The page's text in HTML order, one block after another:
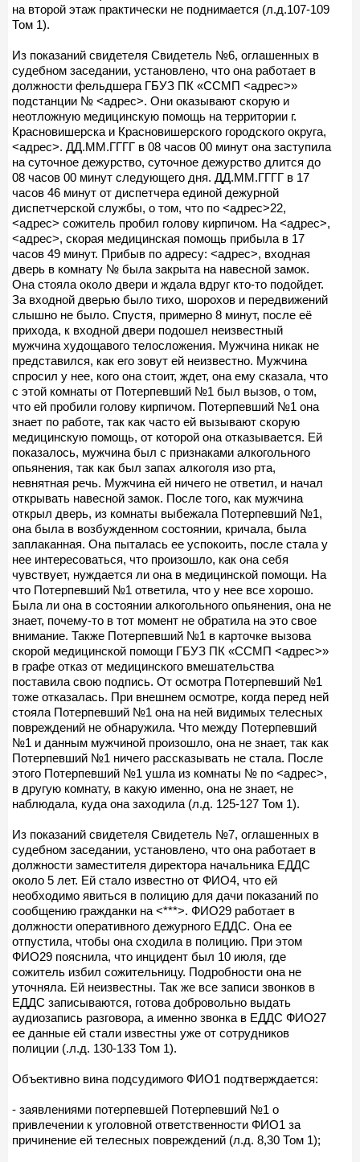
на второй этаж практически не поднимается (л.д.107-109
Том 1).
Из показаний свидетеля Свидетель №6, оглашенных в
судебном заседании, установлено, что она работает в
должности фельдшера ГБУЗ ПК «ССМП <адрес>»
подстанции № <адрес>. Они оказывают скорую и
неотложную медицинскую помощь на территории г.
Красновишерска и Красновишерского городского округа,
<адрес>. ДД.ММ.ГГГГ в 08 часов 00 минут она заступила
на суточное дежурство, суточное дежурство длится до
08 часов 00 минут следующего дня. ДД.ММ.ГГГГ в 17
часов 46 минут от диспетчера единой дежурной
диспетчерской службы, о том, что по <адрес>22,
<адрес> сожитель пробил голову кирпичом. На <адрес>,
<адрес>, скорая медицинская помощь прибыла в 17
часов 49 минут. Прибыв по адресу: <адрес>, входная
дверь в комнату № была закрыта на навесной замок.
Она стояла около двери и ждала вдруг кто-то подойдет.
За входной дверью было тихо, шорохов и передвижений
слышно не было. Спустя, примерно 8 минут, после её
прихода, к входной двери подошел неизвестный
мужчина худощавого телосложения. Мужчина никак не
представился, как его зовут ей неизвестно. Мужчина
спросил у нее, кого она стоит, ждет, она ему сказала, что
с этой комнаты от Потерпевший №1 был вызов, о том,
что ей пробили голову кирпичом. Потерпевший №1 она
знает по работе, так как часто ей вызывают скорую
медицинскую помощь, от которой она отказывается. Ей
показалось, мужчина был с признаками алкогольного
опьянения, так как был запах алкоголя изо рта,
невнятная речь. Мужчина ей ничего не ответил, и начал
открывать навесной замок. После того, как мужчина
открыл дверь, из комнаты выбежала Потерпевший №1,
она была в возбужденном состоянии, кричала, была
заплаканная. Она пыталась ее успокоить, после стала у
нее интересоваться, что произошло, как она себя
чувствует, нуждается ли она в медицинской помощи. На
что Потерпевший №1 ответила, что у нее все хорошо.
Была ли она в состоянии алкогольного опьянения, она не
знает, почему-то в тот момент не обратила на это свое
внимание. Также Потерпевший №1 в карточке вызова
скорой медицинской помощи ГБУЗ ПК «ССМП <адрес>»
в графе отказ от медицинского вмешательства
поставила свою подпись. От осмотра Потерпевший №1
тоже отказалась. При внешнем осмотре, когда перед ней
стояла Потерпевший №1 она на ней видимых телесных
повреждений не обнаружила. Что между Потерпевший
№1 и данным мужчиной произошло, она не знает, так как
Потерпевший №1 ничего рассказывать не стала. После
этого Потерпевший №1 ушла из комнаты № по <адрес>,
в другую комнату, в какую именно, она не знает, не
наблюдала, куда она заходила (л.д. 125-127 Том 1).
Из показаний свидетеля Свидетель №7, оглашенных в
судебном заседании, установлено, что она работает в
должности заместителя директора начальника ЕДДС
около 5 лет. Ей стало известно от ФИО4, что ей
необходимо явиться в полицию для дачи показаний по
сообщению гражданки на <***>. ФИО29 работает в
должности оперативного дежурного ЕДДС. Она ее
отпустила, чтобы она сходила в полицию. При этом
ФИО29 пояснила, что инцидент был 10 июля, где
сожитель избил сожительницу. Подробности она не
уточняла. Ей неизвестны. Так же все записи звонков в
ЕДДС записываются, готова добровольно выдать
аудиозапись разговора, а именно звонка в ЕДДС ФИО27
ее данные ей стали известны уже от сотрудников
полиции (.л.д. 130-133 Том 1).
Объективно вина подсудимого ФИО1 подтверждается:
- заявлениями потерпевшей Потерпевший №1 о
привлечении к уголовной ответственности ФИО1 за
причинение ей телесных повреждений (л.д. 8,30 Том 1);